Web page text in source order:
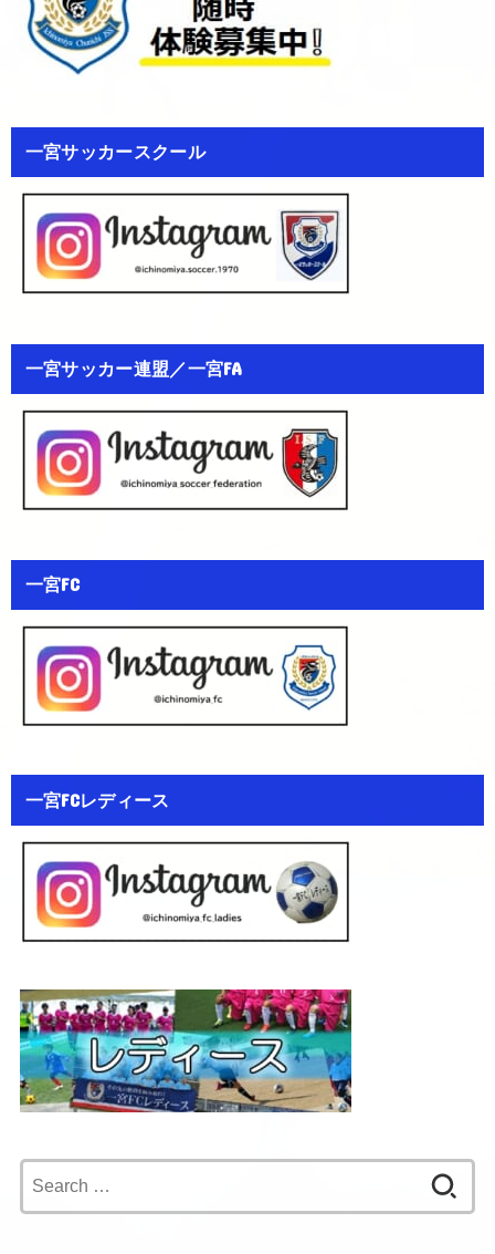
一宮サッカースクール
一宮サッカー連盟／一宮FA
一宮FC
一宮FCレディース
for: